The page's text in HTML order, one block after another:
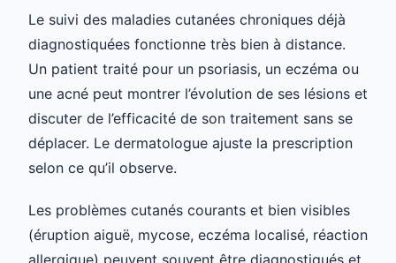
Le suivi des maladies cutanées chroniques déjà
diagnostiquées fonctionne très bien à distance.
Un patient traité pour un psoriasis, un eczéma ou
une acné peut montrer l’évolution de ses lésions et
discuter de l’efficacité de son traitement sans se
déplacer. Le dermatologue ajuste la prescription
selon ce qu’il observe.
Les problèmes cutanés courants et bien visibles
(éruption aiguë, mycose, eczéma localisé, réaction
allergique) peuvent souvent être diagnostiqués et